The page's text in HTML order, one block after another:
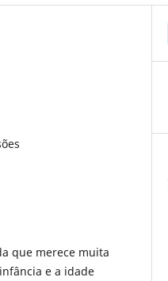
que merece muita
e a idade